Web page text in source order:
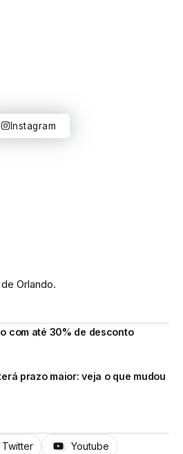
Instagram
Orlando.
com até 30% de desconto
prazo maior: veja o que mudou
Twitter Youtube